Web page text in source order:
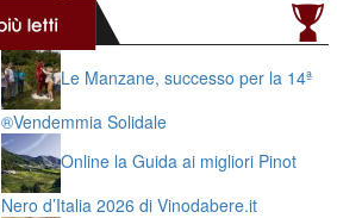
Le Manzane, successo per la 14ª
®️Vendemmia Solidale
Online la Guida ai migliori Pinot
Nero d’Italia 2026 di Vinodabere.it